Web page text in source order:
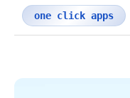
one click apps